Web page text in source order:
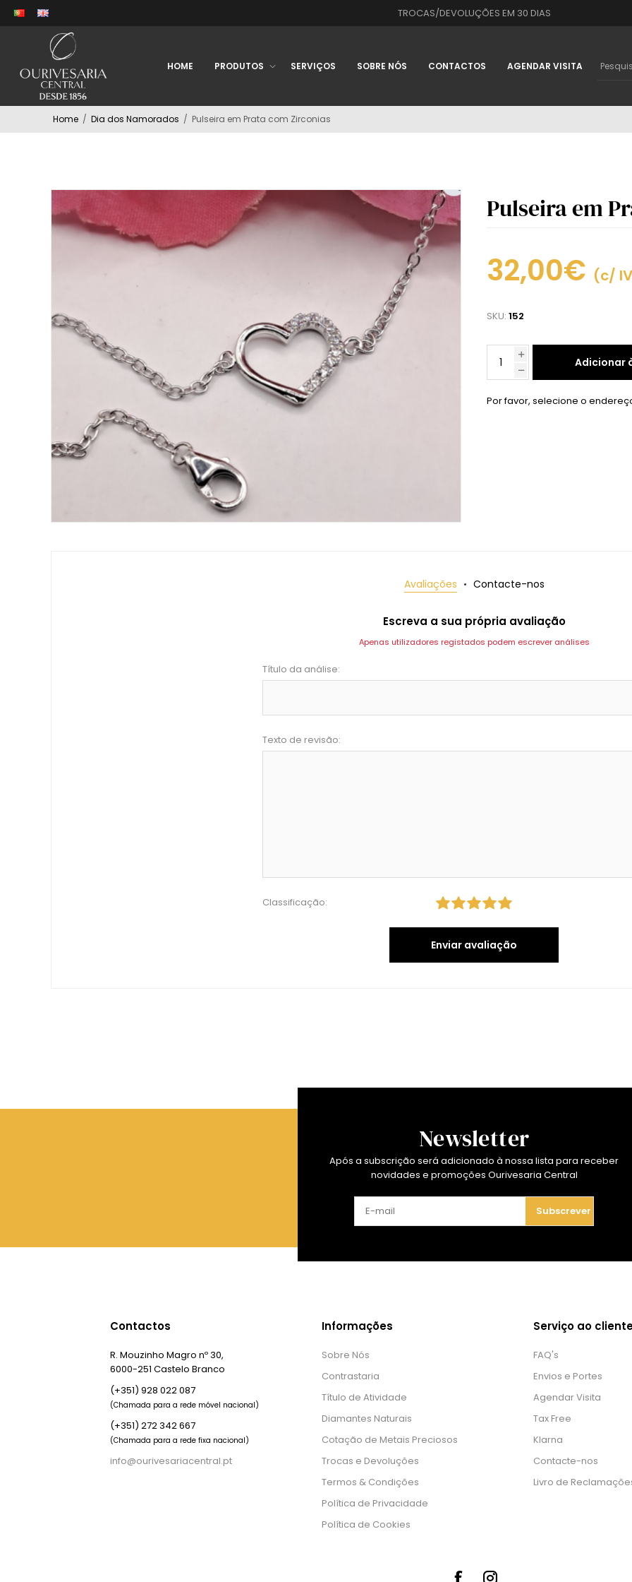
TROCAS/DEVOLUÇÕES EM 30 DIAS
HOME PRODUTOS SERVIÇOS SOBRE NÓS CONTACTOS AGENDAR VISITA
Home / Dia dos Namorados / Pulseira em Prata com Zirconias
Pulseira em
32,00€ (c/
SKU: 152
Adicionar
Por favor, selecione o
Avaliações Contacte-nos
Escreva a sua própria avaliação
Apenas utilizadores registados podem escrever análises
Título da análise:
Texto de revisão:
Classificação:
Enviar avaliação
Newsletter
Após a subscrição será adicionado à nossa lista para receber
novidades e promoções Ourivesaria Central
Subscrever
Contactos
R. Mouzinho Magro nº 30,
6000-251 Castelo Branco
(+351) 928 022 087
(Chamada para a rede móvel nacional)
(+351) 272 342 667
(Chamada para a rede fixa nacional)
info@ourivesariacentral.pt
Informações
Sobre Nós
Contrastaria
Título de Atividade
Diamantes Naturais
Cotação de Metais Preciosos
Trocas e Devoluções
Termos & Condições
Política de Privacidade
Política de Cookies
Serviço ao
FAQ's
Envios e Portes
Agendar Visita
Tax Free
Klarna
Contacte-nos
Livro de